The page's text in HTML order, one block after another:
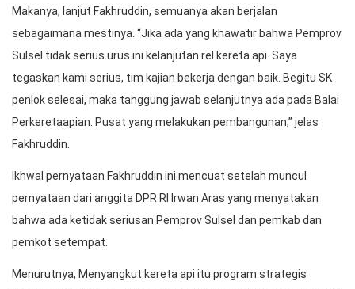
Makanya, lanjut Fakhruddin, semuanya akan berjalan
sebagaimana mestinya. “Jika ada yang khawatir bahwa Pemprov
Sulsel tidak serius urus ini kelanjutan rel kereta api. Saya
tegaskan kami serius, tim kajian bekerja dengan baik. Begitu SK
penlok selesai, maka tanggung jawab selanjutnya ada pada Balai
Perkeretaapian. Pusat yang melakukan pembangunan,” jelas
Fakhruddin.
Ikhwal pernyataan Fakhruddin ini mencuat setelah muncul
pernyataan dari anggita DPR RI Irwan Aras yang menyatakan
bahwa ada ketidak seriusan Pemprov Sulsel dan pemkab dan
pemkot setempat.
Menurutnya, Menyangkut kereta api itu program strategis